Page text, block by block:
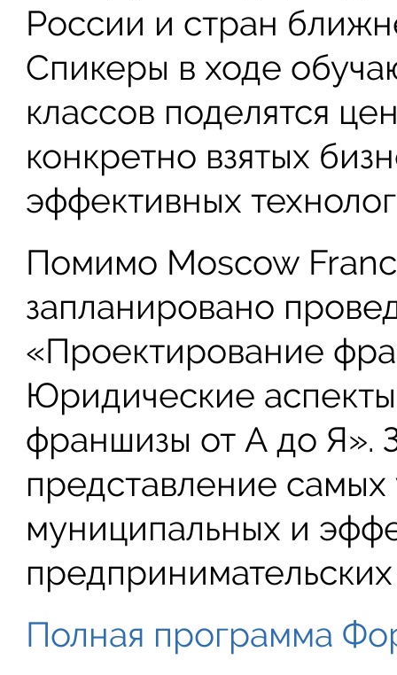
России и стран
Спикеры в ходе
классов поделятся
конкретно взятых
эффективных
Помимо Moscow
запланировано
«Проектирование
Юридические
франшизы от А до Я».
представление
муниципальных и
Полная программа